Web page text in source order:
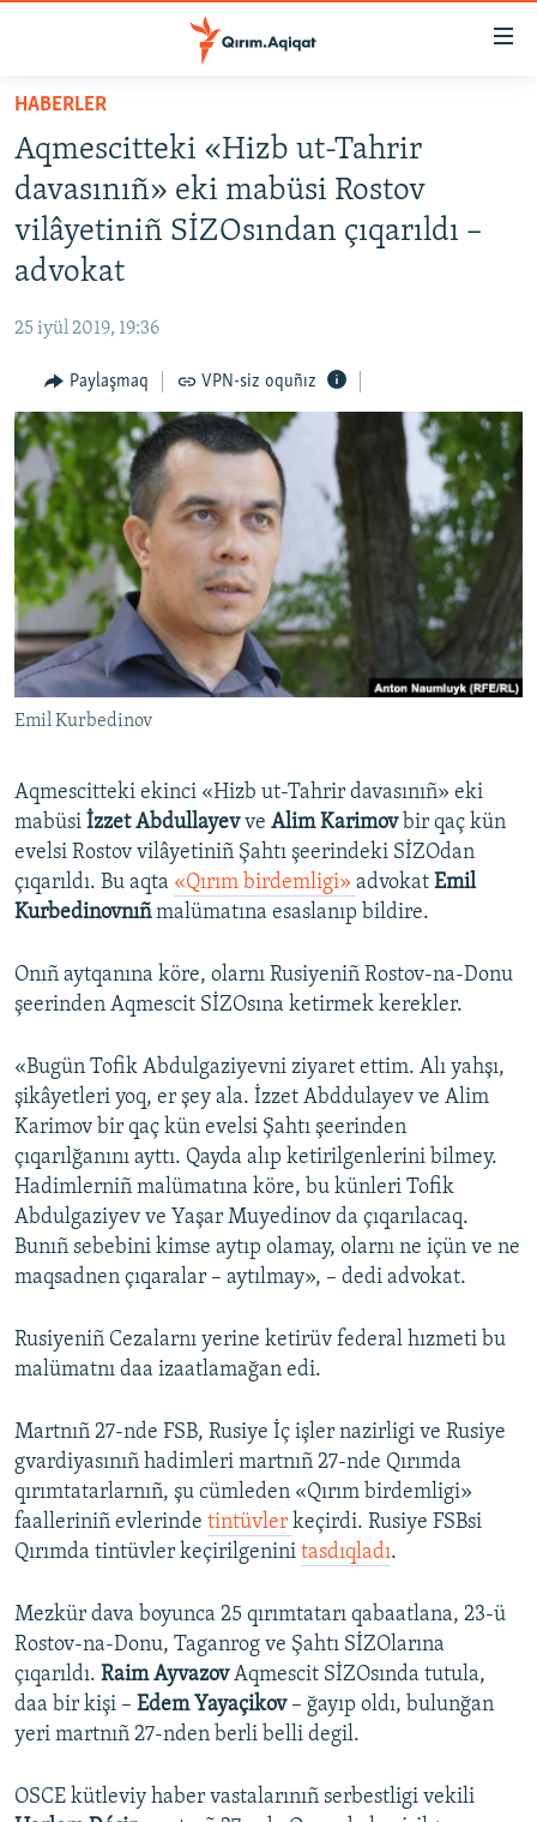
Esas
qaytmaq
Baş
navigatsiyağa
qaytmaq
Qıdıruvğa
SİYASET
İQTİSADİYAT
CEMİYET
İNSAN AQLARI
VİDEO
SÜRET
BLOGLAR
FİKİR
Русский
Українською
QOŞULIÑIZ!
RFE/RS bütün saytları
HABERLER
Aqmescitteki «Hizb ut-Tahrir
davasınıñ» eki mabüsi Rostov
vilâyetiniñ SİZOsından çıqarıldı –
advokat
25 iyül 2019, 19:36
Paylaşmaq VPN-siz oquñız
Emil Kurbedinov
Aqmescitteki ekinci «Hizb ut-Tahrir davasınıñ» eki
mabüsi İzzet Abdullayevve Alim Karimov bir qaç kün
evelsi Rostov vilâyetiniñ Şahtı şeerindeki SİZOdan
çıqarıldı. Bu aqta «Qırım birdemligi» advokat Emil
Kurbedinovnıñmalümatına esaslanıp bildire.
Onıñ aytqanına köre, olarnı Rusiyeniñ Rostov-na-Donu
şeerinden Aqmescit SİZOsına ketirmek kerekler.
«Bugün Tofik Abdulgaziyevni ziyaret ettim. Alı yahşı,
şikâyetleri yoq, er şey ala. İzzet Abddulayev ve Alim
Karimov bir qaç kün evelsi Şahtı şeerinden
çıqarılğanını ayttı. Qayda alıp ketirilgenlerini bilmey.
Hadimlerniñ malümatına köre, bu künleri Tofik
Abdulgaziyev ve Yaşar Muyedinov da çıqarılacaq.
Bunıñ sebebini kimse aytıp olamay, olarnı ne içün ve ne
maqsadnen çıqaralar – aytılmay», – dedi advokat.
Rusiyeniñ Cezalarnı yerine ketirüv federal hızmeti bu
malümatnı daa izaatlamağan edi.
Martnıñ 27-nde FSB, Rusiye İç işler nazirligi ve Rusiye
gvardiyasınıñ hadimleri martnıñ 27-nde Qırımda
qırımtatarlarnıñ, şu cümleden «Qırım birdemligi»
faalleriniñ evlerinde tintüvler keçirdi. Rusiye FSBsi
Qırımda tintüvler keçirilgenini tasdıqladı.
Mezkür dava boyunca 25 qırımtatarı qabaatlana, 23-ü
Rostov-na-Donu, Taganrog ve Şahtı SİZOlarına
çıqarıldı. Raim AyvazovAqmescit SİZOsında tutula,
daa bir kişi – Edem Yayaçikov – ğayıp oldı, bulunğan
yeri martnıñ 27-nden berli belli degil.
OSCE kütleviy haber vastalarınıñ serbestligi vekili